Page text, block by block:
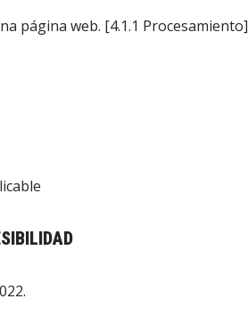
página web. [4.1.1 Procesamiento]